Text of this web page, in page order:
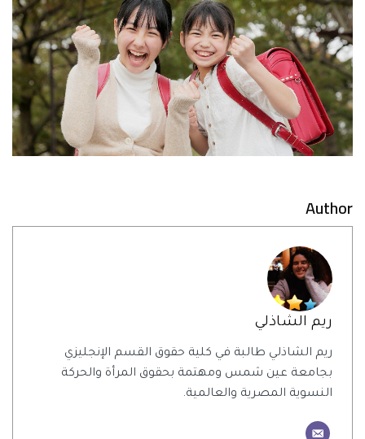
Author
ريم الشاذلي
ريم الشاذلي طالبة في كلية حقوق القسم الإنجليزي
بجامعة عين شمس ومهتمة بحقوق المرأة والحركة
النسوية المصرية والعالمية.